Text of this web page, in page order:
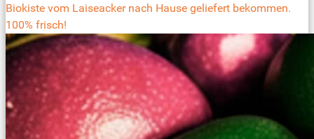
Biokiste vom Laiseacker nach Hause geliefert bekommen.
100% frisch!